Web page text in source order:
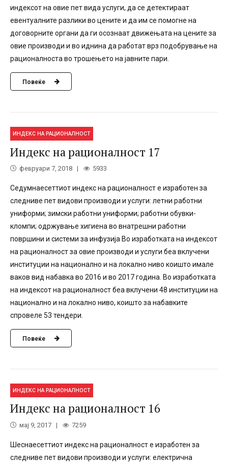
индексот на овие пет вида услуги, да се детектираат
евентуалните разлики во цените и да им се помогне на
договорните органи да ги осознаат движењата на цените за
овие производи и во иднина да работат врз подобрување на
рационалноста во трошењето на јавните пари.
Повеќе
ИНДЕКС НА РАЦИОНАЛНОСТ
Индекс на рационалност 17
февруари 7, 2018 5933
Седумнаесеттиот индекс на рационалност е изработен за
следниве пет видови производи и услуги: летни работни
униформи; зимски работни униформи; работни обувки-
кломпи; одржување хигиeна во внатрешни работни
површини и системи за инфузија Во изработката на индексот
на рационалност за овие производи и услуги беа вклучени
институции на национално и на локално ниво коишто имале
ваков вид набавка во 2016 и во 2017 година. Во изработката
на индексот на рационалност беа вклучени 48 институции на
национално и на локално ниво, коишто за набавките
спровеле 53 тендери.
Повеќе
ИНДЕКС НА РАЦИОНАЛНОСТ
Индекс на рационалност 16
мај 9, 2017 7259
Шеснаесеттиот индекс на рационалност е изработен за
следниве пет видови производи и услуги: електрична